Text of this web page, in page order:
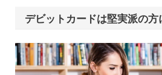
デビットカードは堅実派の方